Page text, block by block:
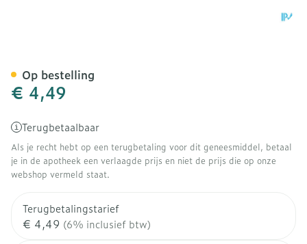
€ 4,49
Terugbetaalbaar
Als je recht hebt op een terugbetaling voor dit geneesmiddel, betaal
je in de apotheek een verlaagde prijs en niet de prijs die op onze
webshop vermeld staat.
Terugbetalingstarief
€ 4,49 (6% inclusief btw)
Op bestelling